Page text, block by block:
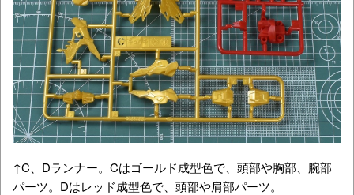
↑C、Dランナー。Cはゴールド成型色で、頭部や胸部、腕部
パーツ。Dはレッド成型色で、頭部や肩部パーツ。